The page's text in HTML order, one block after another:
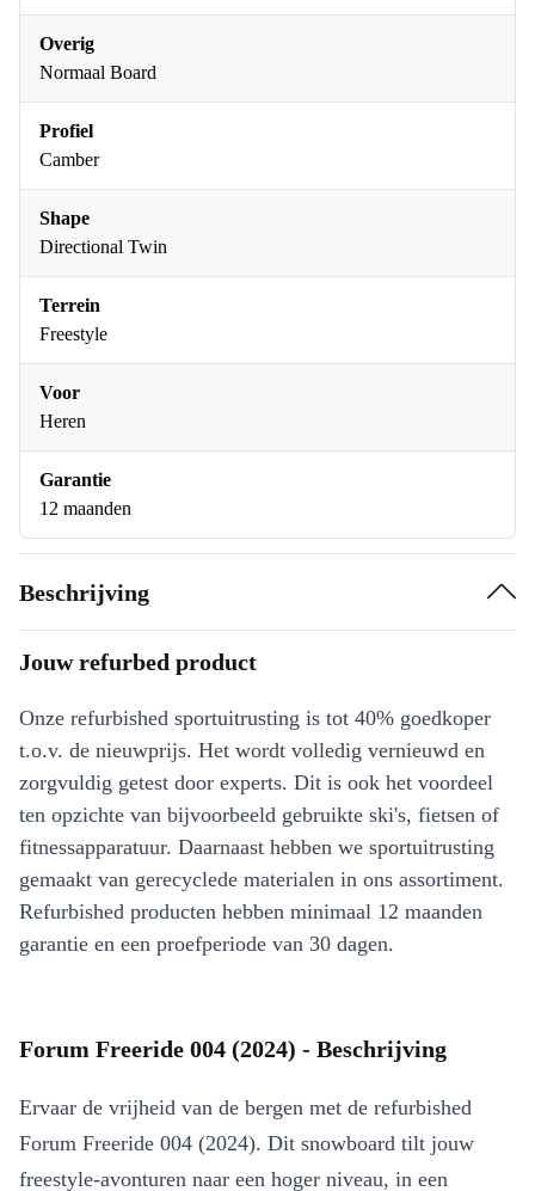
Overig
Normaal Board
Profiel
Camber
Shape
Directional Twin
Terrein
Freestyle
Voor
Heren
Garantie
12 maanden
Beschrijving
Jouw refurbed product
Onze refurbished sportuitrusting is tot 40% goedkoper
t.o.v. de nieuwprijs. Het wordt volledig vernieuwd en
zorgvuldig getest door experts. Dit is ook het voordeel
ten opzichte van bijvoorbeeld gebruikte ski's, fietsen of
fitnessapparatuur. Daarnaast hebben we sportuitrusting
gemaakt van gerecyclede materialen in ons assortiment.
Refurbished producten hebben minimaal 12 maanden
garantie en een proefperiode van 30 dagen.
Forum Freeride 004 (2024) - Beschrijving
Ervaar de vrijheid van de bergen met de refurbished
Forum Freeride 004 (2024). Dit snowboard tilt jouw
freestyle-avonturen naar een hoger niveau, in een